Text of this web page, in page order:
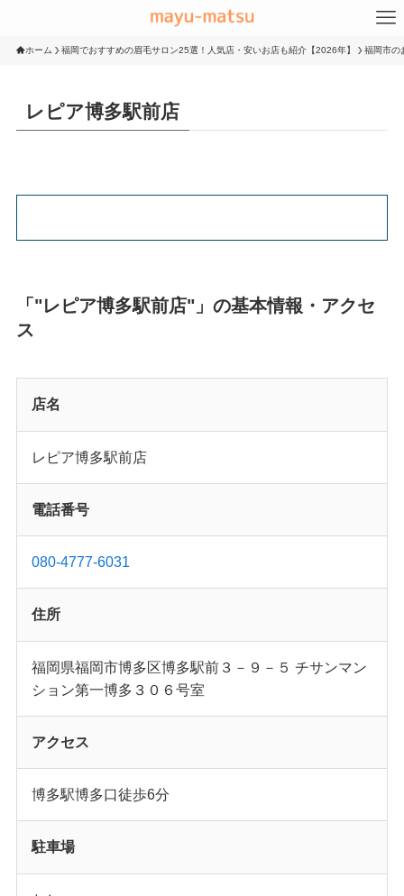
ホーム 福岡でおすすめの眉毛サロン25選！人気店・安いお店も紹介【2026年】 福岡市の
レピア博多駅前店
「"レピア博多駅前店"」の基本情報・アクセ
ス
店名
レピア博多駅前店
電話番号
080-4777-6031
住所
福岡県福岡市博多区博多駅前３－９－５ チサンマン
ション第一博多３０６号室
アクセス
博多駅博多口徒歩6分
駐車場